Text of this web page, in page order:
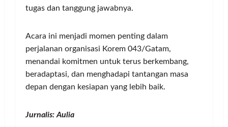
tugas dan tanggung jawabnya.
Acara ini menjadi momen penting dalam
perjalanan organisasi Korem 043/Gatam,
menandai komitmen untuk terus berkembang,
beradaptasi, dan menghadapi tantangan masa
depan dengan kesiapan yang lebih baik.
Jurnalis: Aulia